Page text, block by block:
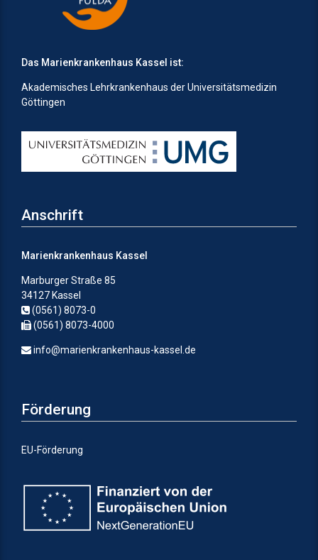
Das Marienkrankenhaus Kassel ist:
Akademisches Lehrkrankenhaus der Universitätsmedizin
Göttingen
Anschrift
Marienkrankenhaus Kassel
Marburger Straße 85
34127 Kassel
(0561) 8073-0
(0561) 8073-4000
info@marienkrankenhaus-kassel.de
Förderung
EU-Förderung